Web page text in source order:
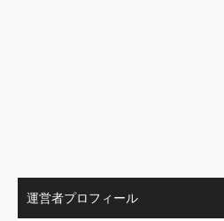
運営者プロフィール